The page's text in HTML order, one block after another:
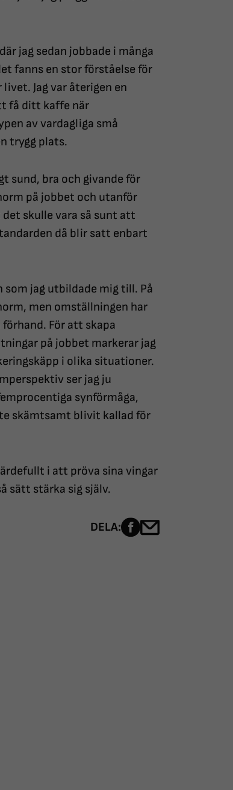
jag sedan jobbade i många
fanns en stor förståelse för
Jag var återigen en
få ditt kaffe när
av vardagliga små
trygg plats.
sund, bra och givande för
på jobbet och utanför
skulle vara så sunt att
då blir satt enbart
jag utbildade mig till. På
men omställningen har
För att skapa
på jobbet markerar jag
i olika situationer.
ser jag ju
synförmåga,
skämtsamt blivit kallad för
i att pröva sina vingar
sätt stärka sig själv.
DELA: Dela sidan på